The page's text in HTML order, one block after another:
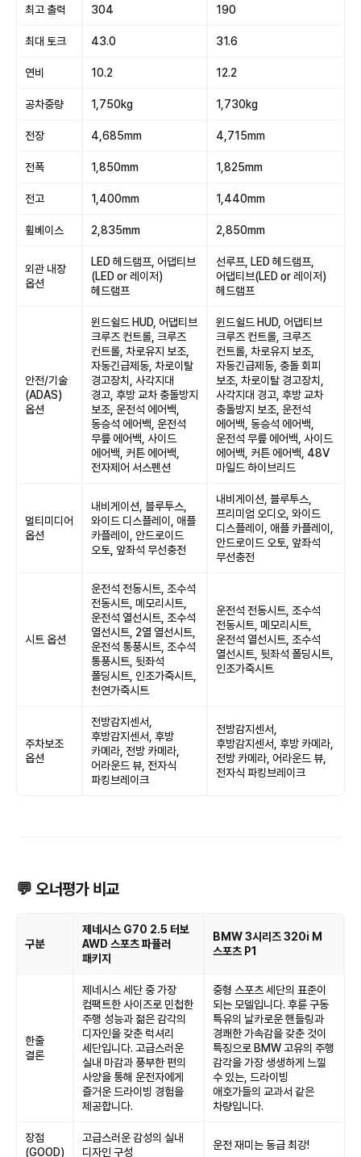
최고 출력 304 190
최대 토크 43.0 31.6
연비 10.2 12.2
공차중량 1,750kg 1,730kg
전장 4,685mm 4,715mm
전폭 1,850mm 1,825mm
전고 1,400mm 1,440mm
휠베이스 2,835mm 2,850mm
외관 내장
옵션
LED 헤드램프, 어댑티브
(LED or 레이저)
헤드램프
선루프, LED 헤드램프,
어댑티브(LED or 레이저)
헤드램프
안전/기술
(ADAS)
옵션
윈드쉴드 HUD, 어댑티브
크루즈 컨트롤, 크루즈
컨트롤, 차로유지 보조,
자동긴급제동, 차로이탈
경고장치, 사각지대
경고, 후방 교차 충돌방지
보조, 운전석 에어백,
동승석 에어백, 운전석
무릎 에어백, 사이드
에어백, 커튼 에어백,
전자제어 서스펜션
윈드쉴드 HUD, 어댑티브
크루즈 컨트롤, 크루즈
컨트롤, 차로유지 보조,
자동긴급제동, 충돌 회피
보조, 차로이탈 경고장치,
사각지대 경고, 후방 교차
충돌방지 보조, 운전석
에어백, 동승석 에어백,
운전석 무릎 에어백, 사이드
에어백, 커튼 에어백, 48V
마일드 하이브리드
멀티미디어
옵션
내비게이션, 블루투스,
와이드 디스플레이, 애플
카플레이, 안드로이드
오토, 앞좌석 무선충전
내비게이션, 블루투스,
프리미엄 오디오, 와이드
디스플레이, 애플 카플레이,
안드로이드 오토, 앞좌석
무선충전
시트 옵션
운전석 전동시트, 조수석
전동시트, 메모리시트,
운전석 열선시트, 조수석
열선시트, 2열 열선시트,
운전석 통풍시트, 조수석
통풍시트, 뒷좌석
폴딩시트, 인조가죽시트,
천연가죽시트
운전석 전동시트, 조수석
전동시트, 메모리시트,
운전석 열선시트, 조수석
열선시트, 뒷좌석 폴딩시트,
인조가죽시트
주차보조
옵션
전방감지센서,
후방감지센서, 후방
카메라, 전방 카메라,
어라운드 뷰, 전자식
파킹브레이크
전방감지센서,
후방감지센서, 후방 카메라,
전방 카메라, 어라운드 뷰,
전자식 파킹브레이크
💬 오너평가 비교
구분
제네시스 G70 2.5 터보
AWD 스포츠 파퓰러
패키지
BMW 3시리즈 320i M
스포츠 P1
한줄
결론
제네시스 세단 중 가장
컴팩트한 사이즈로 민첩한
주행 성능과 젊은 감각의
디자인을 갖춘 럭셔리
세단입니다. 고급스러운
실내 마감과 풍부한 편의
사양을 통해 운전자에게
즐거운 드라이빙 경험을
제공합니다.
중형 스포츠 세단의 표준이
되는 모델입니다. 후륜 구동
특유의 날카로운 핸들링과
경쾌한 가속감을 갖춘 것이
특징으로 BMW 고유의 주행
감각을 가장 생생하게 느낄
수 있는, 드라이빙
애호가들의 교과서 같은
차량입니다.
장점
(GOOD)
고급스러운 감성의 실내
디자인 구성
운전 재미는 동급 최강!